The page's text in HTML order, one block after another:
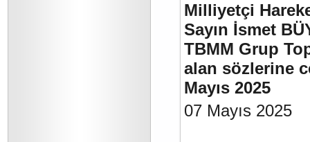
Milliyetçi
Sayın İsmet
TBMM Grup
alan sözlerine
Mayıs 2025
07 Mayıs 2025